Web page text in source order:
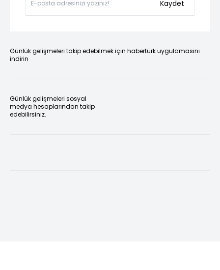
Kaydet
Günlük gelişmeleri takip edebilmek için habertürk uygulamasını
indirin
Günlük gelişmeleri sosyal
medya hesaplarından takip
edebilirsiniz.